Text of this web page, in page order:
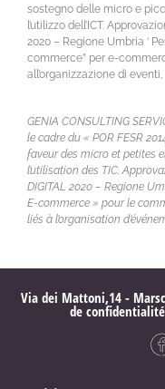
sostegno delle micro e
l’utilizzo dell’ICT.
2020 – Regione Umbria ‘
commerce” per e-
all’organizzazione di
GENIA CONSULTING
le cadre du « POR FESR
faveur des micro et petites
l’utilisation des TIC.
DIGITAL 2020 – Regione
E-commerce » pour le
liés à l’organisation
Via dei Mattoni,14 -
de confidentialité